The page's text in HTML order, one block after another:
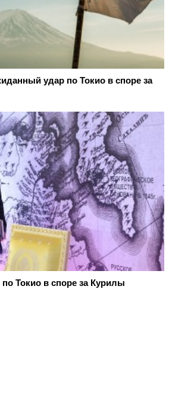
удар по Токио в споре за
Токио в споре за Курилы